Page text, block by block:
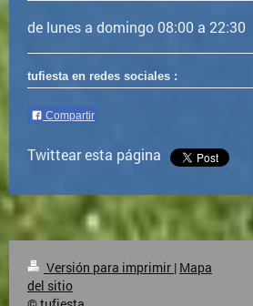
de lunes a domingo 08:00 a 22:30
tufiesta en redes sociales :
Compartir
Twittear esta página
Versión para imprimir | Mapa
del sitio